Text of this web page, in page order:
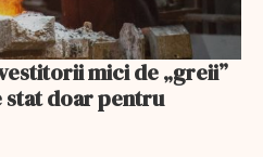
mici de „greii”
doar pentru